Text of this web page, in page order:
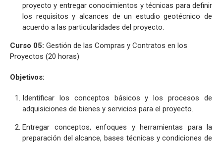
proyecto y entregar conocimientos y técnicas para definir
los requisitos y alcances de un estudio geotécnico de
acuerdo a las particularidades del proyecto.
Curso 05: Gestión de las Compras y Contratos en los
Proyectos (20 horas)
Objetivos:
Identificar los conceptos básicos y los procesos de
adquisiciones de bienes y servicios para el proyecto.
Entregar conceptos, enfoques y herramientas para la
preparación del alcance, bases técnicas y condiciones de